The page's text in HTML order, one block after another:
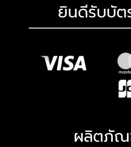
ยินดีรับบัต
ผลิตภัณ